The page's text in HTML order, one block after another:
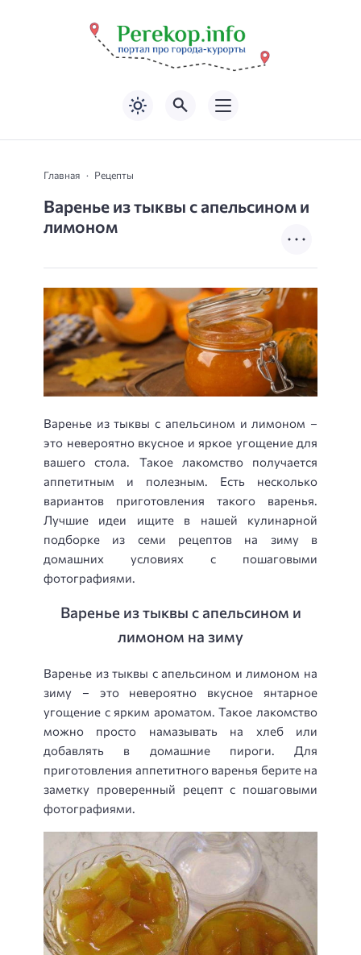
Главная Рецепты
Варенье из тыквы с апельсином и
лимоном
Варенье из тыквы с апельсином и лимоном –
это невероятно вкусное и яркое угощение для
вашего стола. Такое лакомство получается
аппетитным и полезным. Есть несколько
вариантов приготовления такого варенья.
Лучшие идеи ищите в нашей кулинарной
подборке из семи рецептов на зиму в
домашних условиях с пошаговыми
фотографиями.
Варенье из тыквы с апельсином и
лимоном на зиму
Варенье из тыквы с апельсином и лимоном на
зиму – это невероятно вкусное янтарное
угощение с ярким ароматом. Такое лакомство
можно просто намазывать на хлеб или
добавлять в домашние пироги. Для
приготовления аппетитного варенья берите на
заметку проверенный рецепт с пошаговыми
фотографиями.